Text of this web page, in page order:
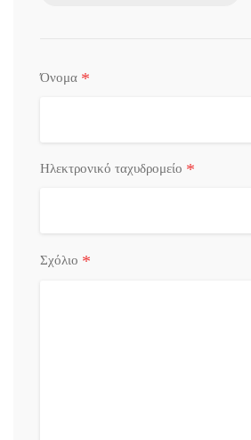
Όνομα *
Ηλεκτρονικό ταχυδρομείο *
Σχόλιο *